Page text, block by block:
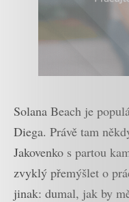
Solana Beach je
Diega. Právě tam
Jakovenko s partou
zvyklý přemýšlet o
jinak: dumal, jak by